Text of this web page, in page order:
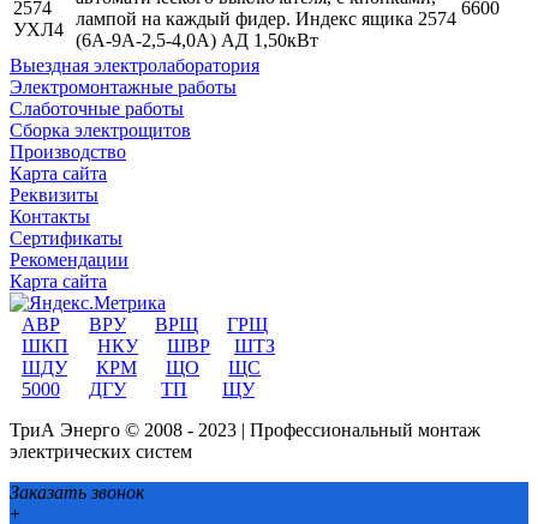
2574
УХЛ4
лампой на каждый фидер. Индекс ящика 2574
(6А-9А-2,5-4,0А) АД 1,50кВт
6600
Выездная электролаборатория
Электромонтажные работы
Слаботочные работы
Сборка электрощитов
Производство
Карта сайта
Реквизиты
Контакты
Сертификаты
Рекомендации
Карта сайта
АВР ВРУ ВРЩ
ГРЩ
ШКП
НКУ ШВР
ШТЗ
ШДУ
КРМ ЩО
ЩС
5000
ДГУ ТП
ЩУ
ТриА Энерго © 2008 - 2023 | Профессиональный монтаж
электрических систем
Заказать звонок
+